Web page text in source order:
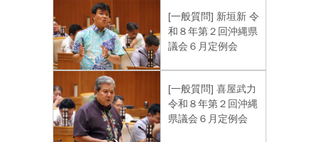
[一般質問] 新垣新 令
和８年第２回沖縄県
議会６月定例会
[一般質問] 喜屋武力
令和８年第２回沖縄
県議会６月定例会